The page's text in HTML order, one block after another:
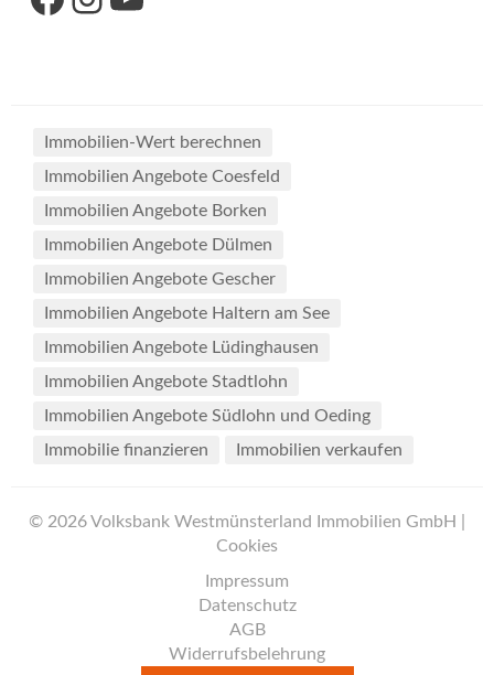
Immobilien-Wert berechnen
Immobilien Angebote Coesfeld
Immobilien Angebote Borken
Immobilien Angebote Dülmen
Immobilien Angebote Gescher
Immobilien Angebote Haltern am See
Immobilien Angebote Lüdinghausen
Immobilien Angebote Stadtlohn
Immobilien Angebote Südlohn und Oeding
Immobilie finanzieren
Immobilien verkaufen
© 2026 Volksbank Westmünsterland Immobilien GmbH |
Cookies
Impressum
Datenschutz
AGB
Widerrufsbelehrung